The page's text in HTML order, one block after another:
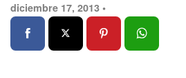
diciembre 17, 2013 •